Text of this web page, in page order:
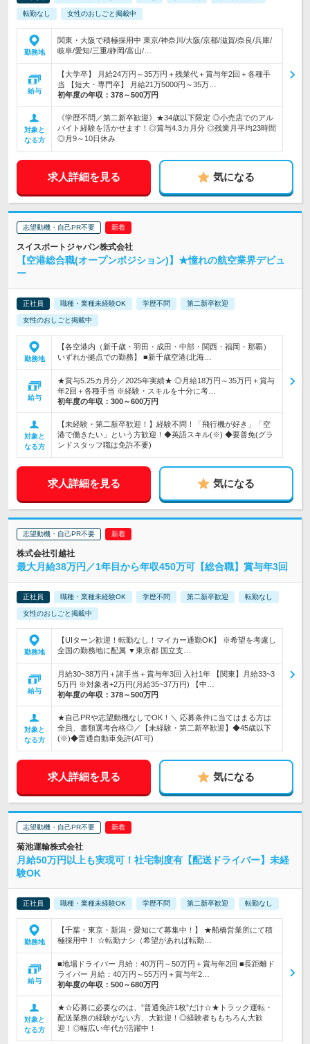
転勤なし 女性のおしごと掲載中
勤務地
関東・大阪で積極採用中 東京/神奈川/大阪/京都/滋賀/奈良/兵庫/
岐阜/愛知/三重/静岡/富山/…
給与
【大学卒】 月給24万円～35万円＋残業代＋賞与年2回＋各種手
当 【短大・専門卒】 月給21万5000円～35万…
初年度の年収： 378～500万円
対象と
なる方
《学歴不問／第二新卒歓迎》★34歳以下限定 ◎小売店でのアル
バイト経験を活かせます！◎賞与4.3カ月分 ◎残業月平均23時間
◎月9～10日休み
求人詳細を見る 気になる
志望動機・自己PR不要
スイスポートジャパン株式会社
【空港総合職(オープンポジション)】★憧れの航空業界デビュ
ー
正社員 職種・業種未経験OK 学歴不問 第二新卒歓迎
女性のおしごと掲載中
勤務地
【各空港内（新千歳・羽田・成田・中部・関西・福岡・那覇）
いずれか拠点での勤務】 ■新千歳空港(北海…
給与
★賞与5.25カ月分／2025年実績★ ◎月給18万円～35万円＋賞与
年2回＋各種手当 ※経験・スキルを十分に考…
初年度の年収： 300～600万円
対象と
なる方
【未経験・第二新卒歓迎！】経験不問！「飛行機が好き」「空
港で働きたい」という方歓迎！◆英語スキル(※) ◆要普免(グラ
ンドスタッフ職は免許不要)
求人詳細を見る 気になる
志望動機・自己PR不要
株式会社引越社
最大月給38万円／1年目から年収450万可【総合職】賞与年3回
正社員 職種・業種未経験OK 学歴不問 第二新卒歓迎 転勤なし
女性のおしごと掲載中
勤務地
【UIターン歓迎！転勤なし！マイカー通勤OK】 ※希望を考慮し
全国の勤務地に配属 ▼東京都 国立支…
給与
月給30~38万円＋諸手当＋賞与年3回 入社1年 【関東】月給33~3
5万円 ※対象者+2万円(月給35~37万円) 【中…
初年度の年収： 378～500万円
対象と
なる方
★自己PRや志望動機なしでOK！＼ 応募条件に当てはまる方は
全員、書類選考合格◎／【未経験・第二新卒歓迎】◆45歳以下
(※)◆普通自動車免許(AT可)
求人詳細を見る 気になる
志望動機・自己PR不要
菊池運輸株式会社
月給50万円以上も実現可！社宅制度有【配送ドライバー】未経
験OK
正社員 職種・業種未経験OK 学歴不問 第二新卒歓迎 転勤なし
勤務地
【千葉・東京・新潟・愛知にて募集中！】 ★船橋営業所にて積
極採用中！ ☆転勤ナシ（希望があれば転勤…
給与
■地場ドライバー 月給：40万円～50万円＋賞与年2回 ■長距離ド
ライバー 月給：40万円～55万円＋賞与年2…
初年度の年収： 500～680万円
対象と
なる方
★☆応募に必要なのは、”普通免許1枚”だけ☆★トラック運転・
配送業務の経験がない方、大歓迎！◎経験者ももちろん大歓
迎！◎幅広い年代が活躍中！